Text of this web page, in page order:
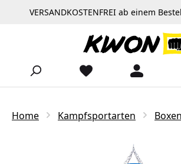
Zum Hauptinhalt springen
VERSANDKOSTENFREI ab einem
Home Kampfsportarten Boxen